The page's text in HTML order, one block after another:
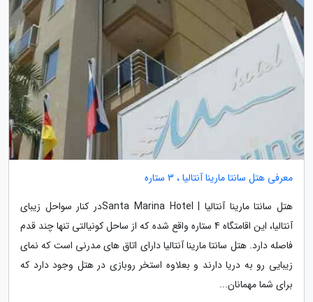
معرفی هتل سانتا مارینا آنتالیا ، 3 ستاره
هتل سانتا مارینا آنتالیا | Santa Marina Hotelدر کنار سواحل زیبای
آنتالیا، این اقامتگاه 4 ستاره واقع شده که از ساحل کونیالتی تنها چند قدم
فاصله دارد. هتل سانتا مارینا آنتالیا دارای اتاق های مدرنی است که نمای
زیبایی رو به دریا دارند و بعلاوه استخر روبازی در هتل وجود دارد که
برای شما مهمانان...